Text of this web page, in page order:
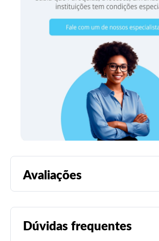
Avaliações
Dúvidas frequentes